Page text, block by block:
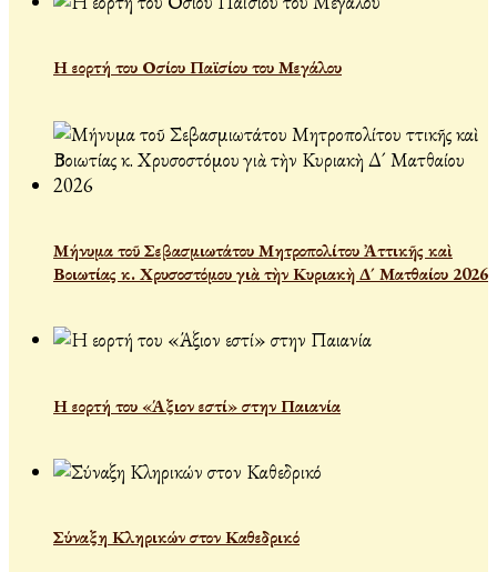
Η εορτή του Οσίου Παϊσίου του Μεγάλου
Μήνυμα τοῦ Σεβασμιωτάτου Μητροπολίτου Ἀττικῆς καὶ
Βοιωτίας κ. Χρυσοστόμου γιὰ τὴν Κυριακὴ Δ´ Ματθαίου 2026
Η εορτή του «Άξιον εστί» στην Παιανία
Σύναξη Κληρικών στον Καθεδρικό